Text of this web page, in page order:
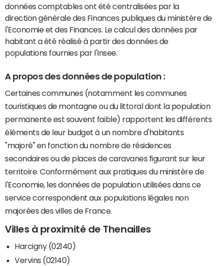
données comptables ont été centralisées par la
direction générale des Finances publiques du ministère de
l'Economie et des Finances. Le calcul des données par
habitant a été réalisé à partir des données de
populations fournies par l'Insee.
A propos des données de population :
Certaines communes (notamment les communes
touristiques de montagne ou du littoral dont la population
permanente est souvent faible) rapportent les différents
éléments de leur budget à un nombre d'habitants
"majoré" en fonction du nombre de résidences
secondaires ou de places de caravanes figurant sur leur
territoire. Conformément aux pratiques du ministère de
l'Economie, les données de population utilisées dans ce
service correspondent aux populations légales non
majorées des villes de France.
Villes à proximité de Thenailles
Harcigny (02140)
Vervins (02140)